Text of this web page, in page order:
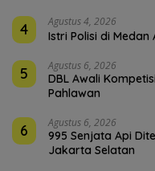
4 Agustus 4, 2026
Istri Polisi di Medan
5 Agustus 6, 2026
DBL Awali
Pahlawan
6 Agustus 6, 2026
995 Senjata Api
Jakarta Selatan